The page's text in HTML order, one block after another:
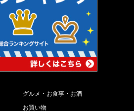
グルメ・お食事・お酒
お買い物